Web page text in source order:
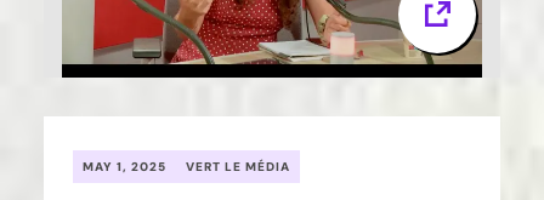
MAY 1, 2025 VERT LE MÉDIA